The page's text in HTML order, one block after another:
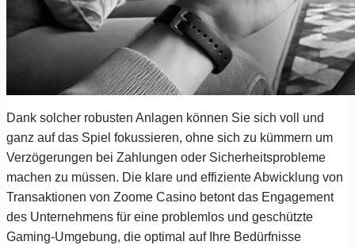
Dank solcher robusten Anlagen können Sie sich voll und
ganz auf das Spiel fokussieren, ohne sich zu kümmern um
Verzögerungen bei Zahlungen oder Sicherheitsprobleme
machen zu müssen. Die klare und effiziente Abwicklung von
Transaktionen von Zoome Casino betont das Engagement
des Unternehmens für eine problemlos und geschützte
Gaming-Umgebung, die optimal auf Ihre Bedürfnisse